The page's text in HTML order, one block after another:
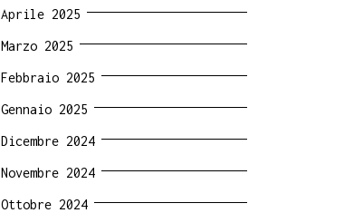
Aprile 2025
Marzo 2025
Febbraio 2025
Gennaio 2025
Dicembre 2024
Novembre 2024
Ottobre 2024